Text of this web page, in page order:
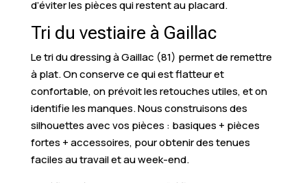
d’éviter les pièces qui restent au placard.
Tri du vestiaire à Gaillac
Le tri du dressing à Gaillac (81) permet de remettre
à plat. On conserve ce qui est flatteur et
confortable, on prévoit les retouches utiles, et on
identifie les manques. Nous construisons des
silhouettes avec vos pièces : basiques + pièces
fortes + accessoires, pour obtenir des tenues
faciles au travail et au week-end.